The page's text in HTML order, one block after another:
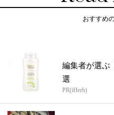
おすすめ
編集者が選ぶ
選
PR(iHerb)